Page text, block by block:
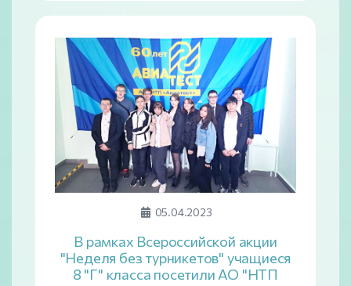
05.04.2023
В рамках Всероcсийской акции
"Неделя без турникетов" учащиеся
8 "Г" класса посетили АО "НТП